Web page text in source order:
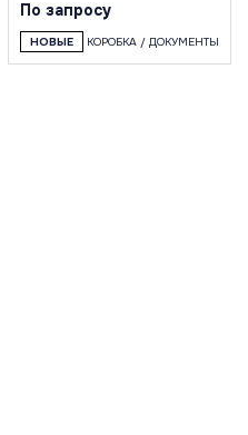
По запросу
НОВЫЕ КОРОБКА / ДОКУМЕНТЫ